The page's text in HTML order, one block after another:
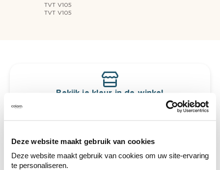
Deze website maakt gebruik van cookies
Deze website maakt gebruik van cookies om uw site-ervaring
te personaliseren.
TVT V105
TVT V105
Bekijk je kleur in de winkel
Ontdek er kleurechte stalen van je
te verfijnen.
Krijg persoonlijk advies om kleuren te